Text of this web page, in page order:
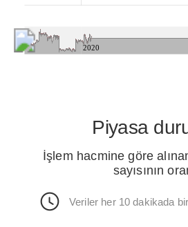
2020
Piyasa
İşlem hacmine göre
sayısının
Veriler her 10 dakikada